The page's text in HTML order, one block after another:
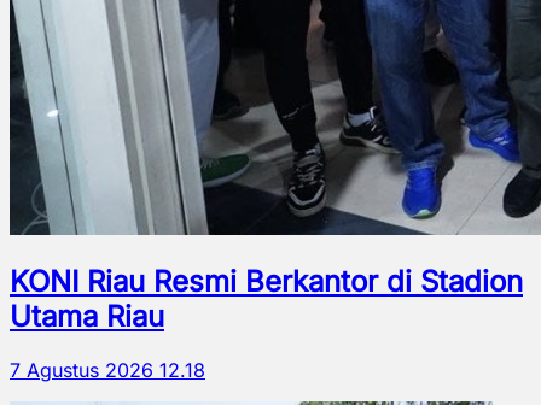
KONI Riau Resmi Berkantor di Stadion
Utama Riau
7 Agustus 2026 12.18